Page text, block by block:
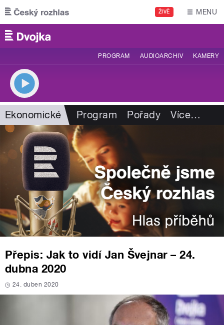
Přejít k hlavnímu obsahu
ŽIVĚ MENU
PROGRAM AUDIOARCHIV KAMERY
Ekonomické Program Pořady Více…
Přepis: Jak to vidí Jan Švejnar – 24.
dubna 2020
24. duben 2020